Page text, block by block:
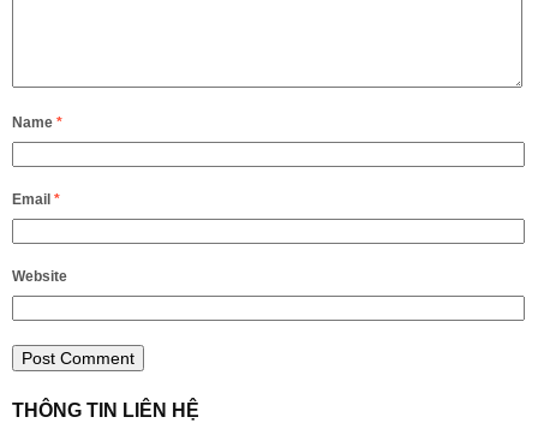
Name *
Email *
Website
THÔNG TIN LIÊN HỆ